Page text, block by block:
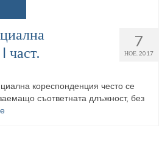
7
НОЕ. 2017
част.
кореспонденция често се
съответната длъжност, без